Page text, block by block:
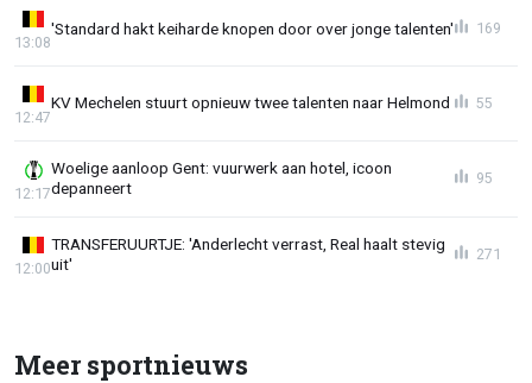
'Standard hakt keiharde knopen door over jonge talenten'
13:08
169
KV Mechelen stuurt opnieuw twee talenten naar Helmond
12:47
55
Woelige aanloop Gent: vuurwerk aan hotel, icoon
depanneert
12:17
95
TRANSFERUURTJE: 'Anderlecht verrast, Real haalt stevig
uit'
12:00
271
Meer sportnieuws